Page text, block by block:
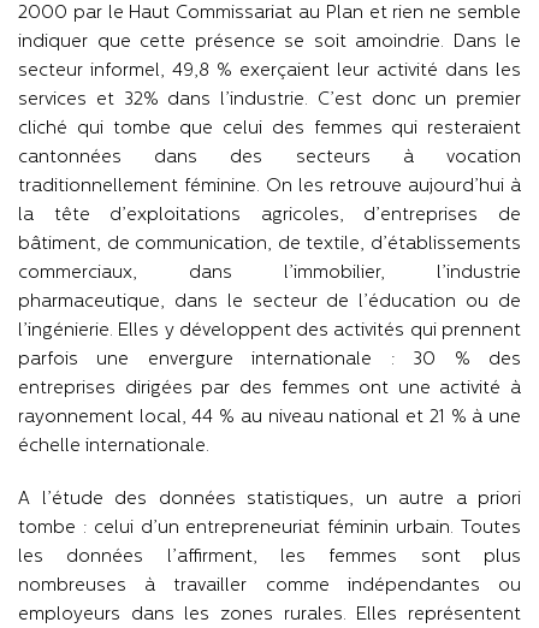
2000 par le Haut Commissariat au Plan et rien ne semble
indiquer que cette présence se soit amoindrie. Dans le
secteur informel, 49,8 % exerçaient leur activité dans les
services et 32% dans l’industrie. C’est donc un premier
cliché qui tombe que celui des femmes qui resteraient
cantonnées dans des secteurs à vocation
traditionnellement féminine. On les retrouve aujourd’hui à
la tête d’exploitations agricoles, d’entreprises de
bâtiment, de communication, de textile, d’établissements
commerciaux, dans l’immobilier, l’industrie
pharmaceutique, dans le secteur de l’éducation ou de
l’ingénierie. Elles y développent des activités qui prennent
parfois une envergure internationale : 30 % des
entreprises dirigées par des femmes ont une activité à
rayonnement local, 44 % au niveau national et 21 % à une
échelle internationale.
A l’étude des données statistiques, un autre a priori
tombe : celui d’un entrepreneuriat féminin urbain. Toutes
les données l’affirment, les femmes sont plus
nombreuses à travailler comme indépendantes ou
employeurs dans les zones rurales. Elles représentent